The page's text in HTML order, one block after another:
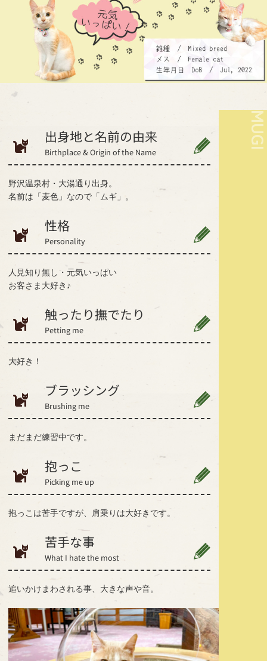
出身地と名前の由来
Birthplace & Origin of the Name
野沢温泉村・大湯通り出身。
名前は「麦色」なので「ムギ」。
性格
Personality
人見知り無し・元気いっぱい
お客さま大好き♪
触ったり撫でたり
Petting me
大好き！
ブラッシング
Brushing me
まだまだ練習中です。
抱っこ
Picking me up
抱っこは苦手ですが、肩乗りは大好きです。
苦手な事
What I hate the most
追いかけまわされる事、大きな声や音。